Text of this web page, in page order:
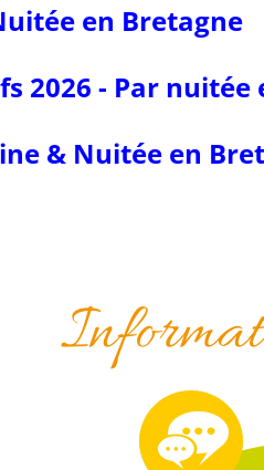
en Bretagne
2026 - Par nuitée
& Nuitée en